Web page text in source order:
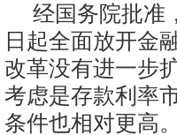
经国务院批准
日起全面放开金
改革没有进一步
考虑是存款利率
条件也相对更高